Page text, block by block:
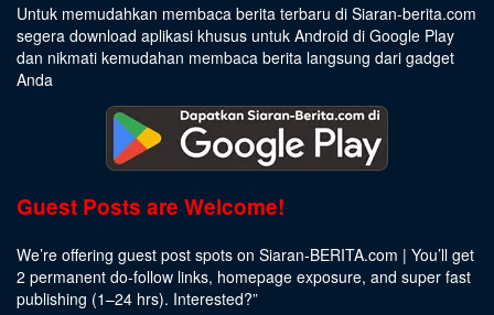
Untuk memudahkan membaca berita terbaru di Siaran-berita.com
segera download aplikasi khusus untuk Android di Google Play
dan nikmati kemudahan membaca berita langsung dari gadget
Anda
Guest Posts are Welcome!
We’re offering guest post spots on Siaran-BERITA.com | You’ll get
2 permanent do-follow links, homepage exposure, and super fast
publishing (1–24 hrs). Interested?”